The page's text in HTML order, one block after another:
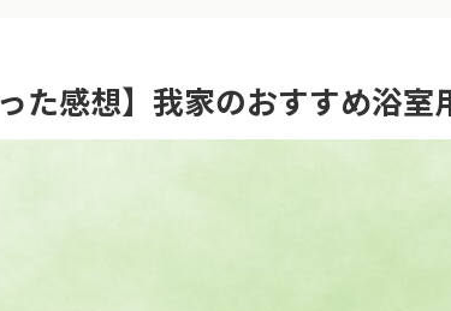
った感想】我家のおすすめ浴